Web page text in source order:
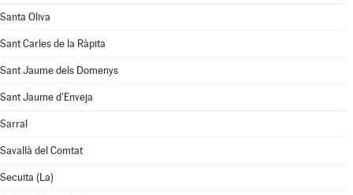
Santa Oliva
Sant Carles de la Ràpita
Sant Jaume dels Domenys
Sant Jaume d'Enveja
Sarral
Savallà del Comtat
Secuita (La)